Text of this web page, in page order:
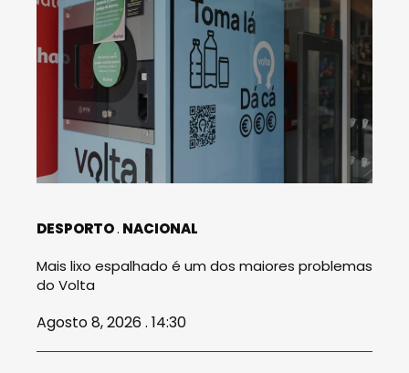
DESPORTO NACIONAL
Mais lixo espalhado é um dos maiores problemas
do Volta
Agosto 8, 2026 . 14:30